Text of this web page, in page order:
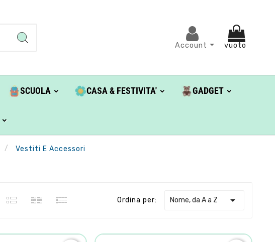
Account vuoto
SCUOLA CASA & FESTIVITA' GADGET
Vestiti E Accessori
Ordina per: Nome, da A a Z 